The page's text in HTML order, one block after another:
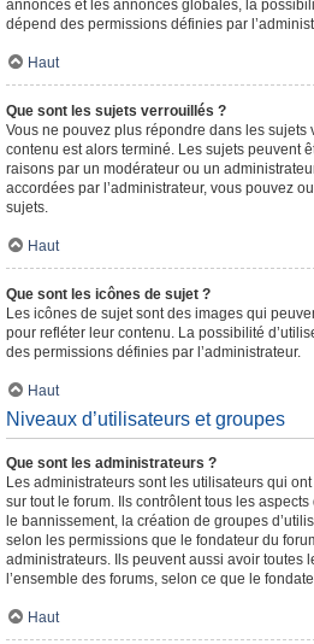
annonces et les annonces globales, la
dépend des permissions définies par
Haut
Que sont les sujets verrouillés ?
Vous ne pouvez plus répondre dans les sujets
contenu est alors terminé. Les sujets peuvent
raisons par un modérateur ou un
accordées par l’administrateur, vous pouvez
sujets.
Haut
Que sont les icônes de sujet ?
Les icônes de sujet sont des images qui
pour refléter leur contenu. La possibilité
des permissions définies par l’administrateur.
Haut
Niveaux d’utilisateurs et groupes
Que sont les administrateurs ?
Les administrateurs sont les utilisateurs qui
sur tout le forum. Ils contrôlent tous les
le bannissement, la création de groupes
selon les permissions que le fondateur du
administrateurs. Ils peuvent aussi avoir toutes
l’ensemble des forums, selon ce que le
Haut